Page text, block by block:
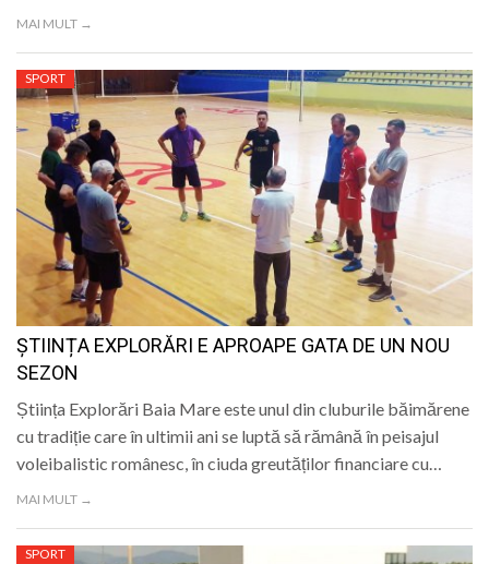
MAI MULT →
SPORT
ȘTIINȚA EXPLORĂRI E APROAPE GATA DE UN NOU
SEZON
Știința Explorări Baia Mare este unul din cluburile băimărene
cu tradiție care în ultimii ani se luptă să rămână în peisajul
voleibalistic românesc, în ciuda greutăților financiare cu…
MAI MULT →
SPORT